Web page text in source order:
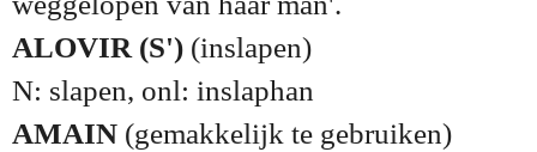
ALOVIR (S') (inslapen)
N: slapen, onl: inslaphan
AMAIN (gemakkelijk te gebruiken)